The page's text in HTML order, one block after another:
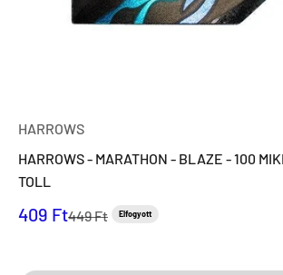
HARROWS
HARROWS - MARATHON - BLAZE - 100
TOLL
Eladási ár
409 FtNormál ár
449 Ft Elfogyott